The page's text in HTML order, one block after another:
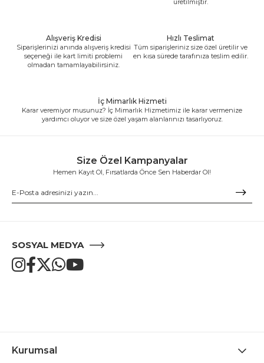
Alışveriş Kredisi
Siparişlerinizi anında alışveriş kredisi
seçeneği ile kart limiti problemi
olmadan tamamlayabilirsiniz.
Hızlı Teslimat
Tüm siparişleriniz size özel üretilir ve
en kısa sürede tarafınıza teslim edilir.
İç Mimarlık Hizmeti
Karar veremiyor musunuz? İç Mimarlık Hizmetimiz ile karar vermenize
yardımcı oluyor ve size özel yaşam alanlarınızı tasarlıyoruz.
Size Özel Kampanyalar
Hemen Kayıt Ol, Fırsatlarda Önce Sen Haberdar Ol!
SOSYAL MEDYA
Kurumsal